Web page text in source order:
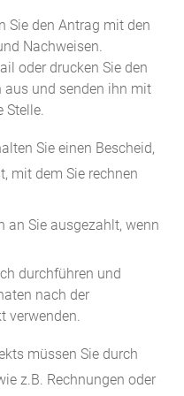
Sie den Antrag mit den
Nachweisen.
oder drucken Sie den
und senden ihn mit
Stelle.
Sie einen Bescheid,
mit dem Sie rechnen
an Sie ausgezahlt, wenn
durchführen und
nach der
verwenden.
müssen Sie durch
z.B. Rechnungen oder